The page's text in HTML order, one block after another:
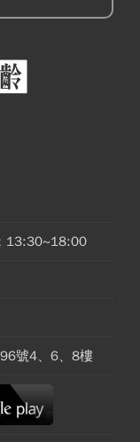
13:30~18:00
號4、6、8樓